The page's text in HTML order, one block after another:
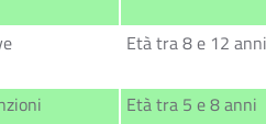
Età tra 8 e 12 anni
Età tra 5 e 8 anni